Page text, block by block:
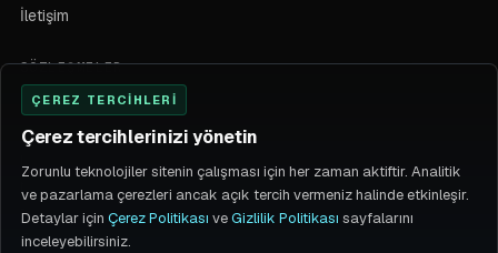
İletişim
SÖZLEŞMELER
Çerez Politikası
Gizlilik Politikası
Mesafeli Satış Sözleşmesi
Teslimat, İptal ve İade
Çerez tercihlerini değiştir
ÇEREZ TERCIHLERI
Çerez tercihlerinizi yönetin
Zorunlu teknolojiler sitenin çalışması için her zaman aktiftir. Analitik
ve pazarlama çerezleri ancak açık tercih vermeniz halinde etkinleşir.
Detaylar için Çerez Politikası veGizlilik Politikası sayfalarını
inceleyebilirsiniz.